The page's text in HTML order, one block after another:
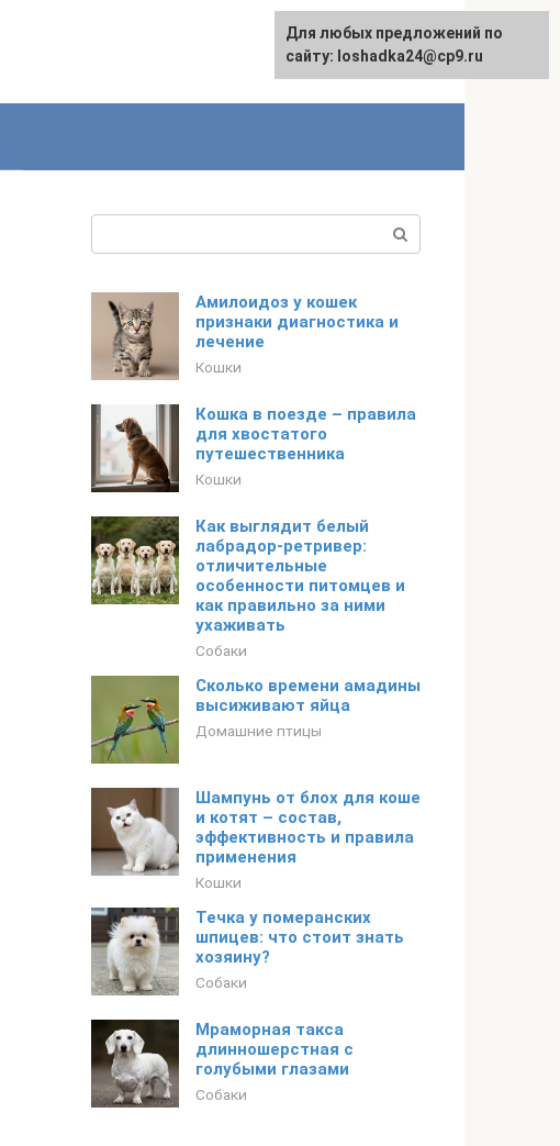
Амилоидоз у кошек
признаки диагностика и
лечение
Кошки
Кошка в поезде – правила
для хвостатого
путешественника
Кошки
Как выглядит белый
лабрадор-ретривер:
отличительные
особенности питомцев и
как правильно за ними
ухаживать
Собаки
Сколько времени амадины
высиживают яйца
Домашние птицы
Шампунь от блох для кошек
и котят – состав,
эффективность и правила
применения
Кошки
Течка у померанских
шпицев: что стоит знать
хозяину?
Собаки
Мраморная такса
длинношерстная с
голубыми глазами
Собаки
Для любых предложений по
сайту: loshadka24@cp9.ru